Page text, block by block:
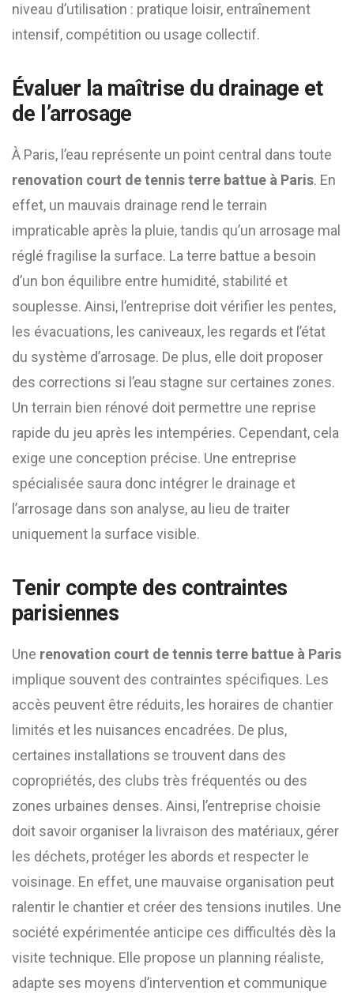
niveau d’utilisation : pratique loisir, entraînement
intensif, compétition ou usage collectif.
Évaluer la maîtrise du drainage et
de l’arrosage
À Paris, l’eau représente un point central dans toute
renovation court de tennis terre battue à Paris. En
effet, un mauvais drainage rend le terrain
impraticable après la pluie, tandis qu’un arrosage mal
réglé fragilise la surface. La terre battue a besoin
d’un bon équilibre entre humidité, stabilité et
souplesse. Ainsi, l’entreprise doit vérifier les pentes,
les évacuations, les caniveaux, les regards et l’état
du système d’arrosage. De plus, elle doit proposer
des corrections si l’eau stagne sur certaines zones.
Un terrain bien rénové doit permettre une reprise
rapide du jeu après les intempéries. Cependant, cela
exige une conception précise. Une entreprise
spécialisée saura donc intégrer le drainage et
l’arrosage dans son analyse, au lieu de traiter
uniquement la surface visible.
Tenir compte des contraintes
parisiennes
Une renovation court de tennis terre battue à Paris
implique souvent des contraintes spécifiques. Les
accès peuvent être réduits, les horaires de chantier
limités et les nuisances encadrées. De plus,
certaines installations se trouvent dans des
copropriétés, des clubs très fréquentés ou des
zones urbaines denses. Ainsi, l’entreprise choisie
doit savoir organiser la livraison des matériaux, gérer
les déchets, protéger les abords et respecter le
voisinage. En effet, une mauvaise organisation peut
ralentir le chantier et créer des tensions inutiles. Une
société expérimentée anticipe ces difficultés dès la
visite technique. Elle propose un planning réaliste,
adapte ses moyens d’intervention et communique